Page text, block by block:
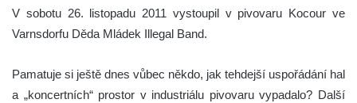
V sobotu 26. listopadu 2011 vystoupil v pivovaru Kocour ve
Varnsdorfu Děda Mládek Illegal Band.
Pamatuje si ještě dnes vůbec někdo, jak tehdejší uspořádání hal
a „koncertních“ prostor v industriálu pivovaru vypadalo? Další